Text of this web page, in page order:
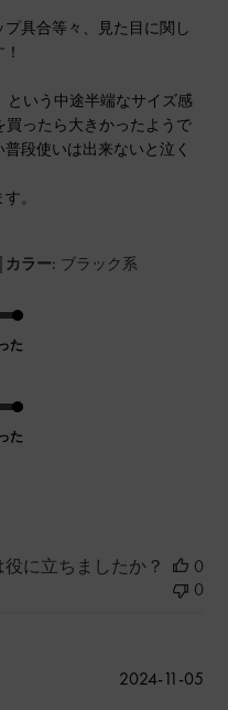
具合等々、見た目に関し
という中途半端なサイズ感
買ったら大きかったようで
段使いは出来ないと泣く
。
| カラー: ブラック系
た
た
に立ちましたか？
0
0
公
2024-11-05